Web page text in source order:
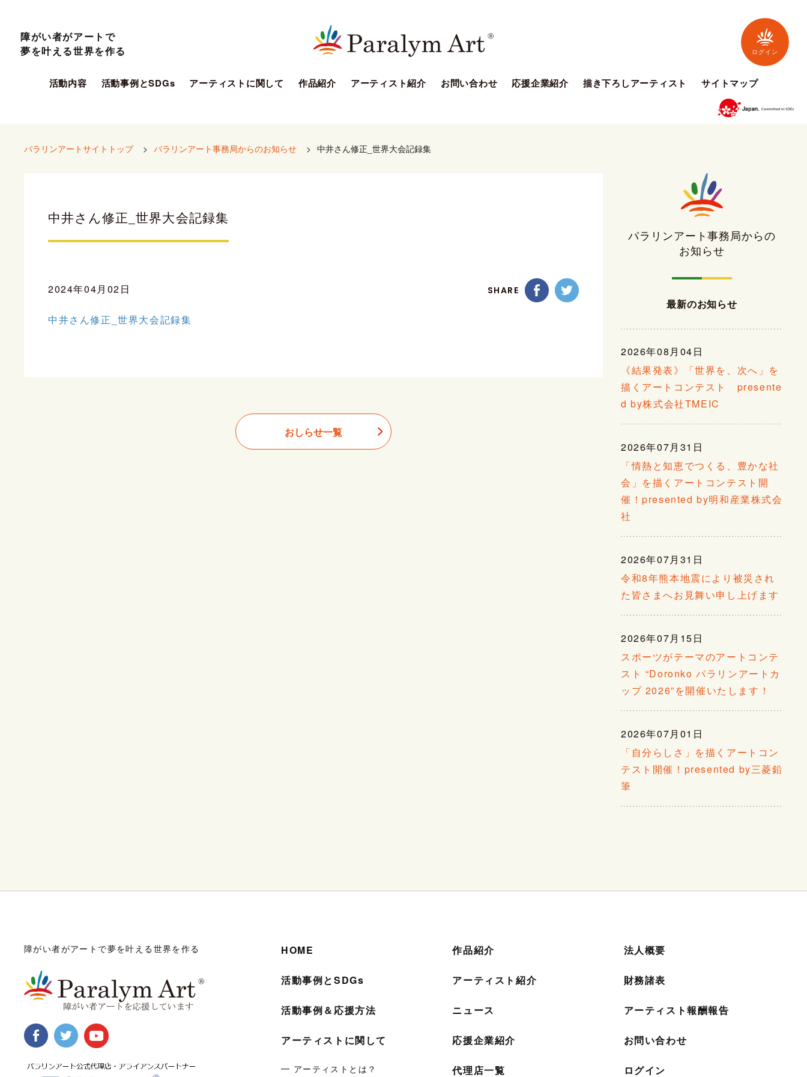
活動内容 活動事例とSDGs アーティストに関して 作品紹介 アーティスト紹介 お問い合わせ 応援企業紹介 描き下ろしアーティスト サイトマップ
障がい者がアートで
夢を叶える世界を作る
ログイン
パラリンアートサイトトップ > パラリンアート事務局からのお知らせ > 中井さん修正_世界大会記録集
中井さん修正_世界大会記録集
2024年04月02日 SHARE
中井さん修正_世界大会記録集
おしらせ一覧
パラリンアート事務局からの
お知らせ
最新のお知らせ
2026年08月04日
《結果発表》「世界を、次へ」を
描くアートコンテスト presente
d by株式会社TMEIC
2026年07月31日
「情熱と知恵でつくる、豊かな社
会」を描くアートコンテスト開
催！presented by明和産業株式会
社
2026年07月31日
令和8年熊本地震により被災され
た皆さまへお見舞い申し上げます
2026年07月15日
スポーツがテーマのアートコンテ
スト “Doronko パラリンアートカ
ップ 2026”を開催いたします！
2026年07月01日
「自分らしさ」を描くアートコン
テスト開催！presented by三菱鉛
筆
障がい者がアートで夢を叶える世界を作る HOME
活動事例とSDGs
活動事例＆応援方法
アーティストに関して
━ アーティストとは？
作品紹介
アーティスト紹介
ニュース
応援企業紹介
代理店一覧
法人概要
財務諸表
アーティスト報酬報告
お問い合わせ
ログイン